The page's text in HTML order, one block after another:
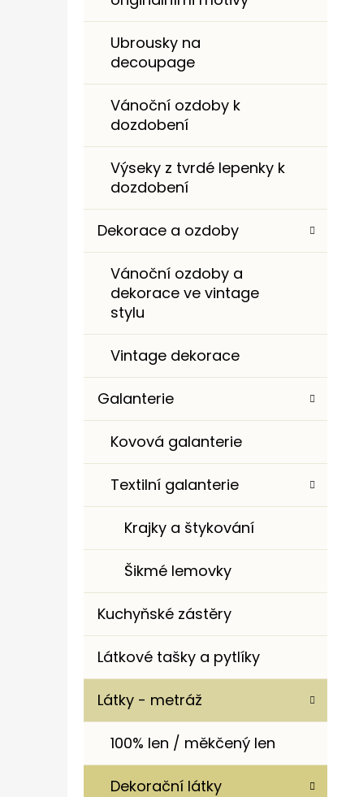
Ubrousky na
decoupage
Vánoční ozdoby k
dozdobení
Výseky z tvrdé lepenky k
dozdobení
Dekorace a ozdoby
Vánoční ozdoby a
dekorace ve vintage
stylu
Vintage dekorace
Galanterie
Kovová galanterie
Textilní galanterie
Krajky a štykování
Šikmé lemovky
Kuchyňské zástěry
Látkové tašky a pytlíky
Látky - metráž
100% len / měkčený len
Dekorační látky